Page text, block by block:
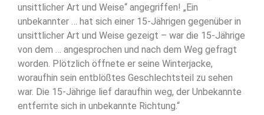
unsittlicher Art und Weise“ angegriffen! „Ein
unbekannter … hat sich einer 15-Jährigen gegenüber in
unsittlicher Art und Weise gezeigt – war die 15-Jährige
von dem … angesprochen und nach dem Weg gefragt
worden. Plötzlich öffnete er seine Winterjacke,
woraufhin sein entblößtes Geschlechtsteil zu sehen
war. Die 15-Jährige lief daraufhin weg, der Unbekannte
entfernte sich in unbekannte Richtung.“